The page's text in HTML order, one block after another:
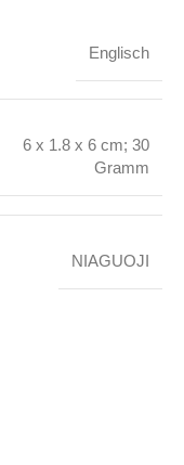
Englisch
6 x 1.8 x 6 cm; 30
Gramm
NIAGUOJI